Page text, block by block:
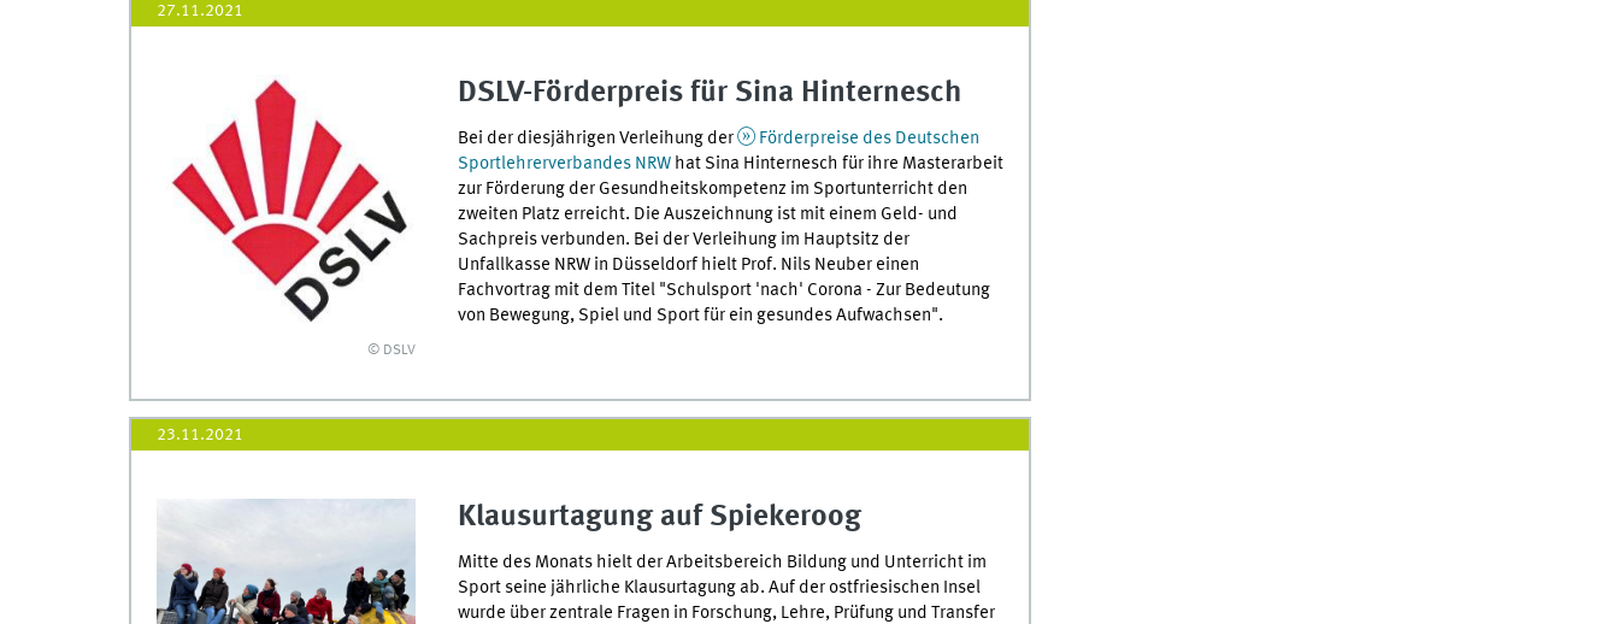
27.11.2021
© DSLV
DSLV-Förderpreis für Sina Hinternesch
Bei der diesjährigen Verleihung der
Förderpreise des Deutschen
Sportlehrerverbandes NRWhat Sina Hinternesch für ihre Masterarbeit
zur Förderung der Gesundheitskompetenz im Sportunterricht den
zweiten Platz erreicht. Die Auszeichnung ist mit einem Geld- und
Sachpreis verbunden. Bei der Verleihung im Hauptsitz der
Unfallkasse NRW in Düsseldorf hielt Prof. Nils Neuber einen
Fachvortrag mit dem Titel "Schulsport 'nach' Corona - Zur Bedeutung
von Bewegung, Spiel und Sport für ein gesundes Aufwachsen".
23.11.2021
Klausurtagung auf Spiekeroog
Mitte des Monats hielt der Arbeitsbereich Bildung und Unterricht im
Sport seine jährliche Klausurtagung ab. Auf der ostfriesischen Insel
wurde über zentrale Fragen in Forschung, Lehre, Prüfung und Transfer